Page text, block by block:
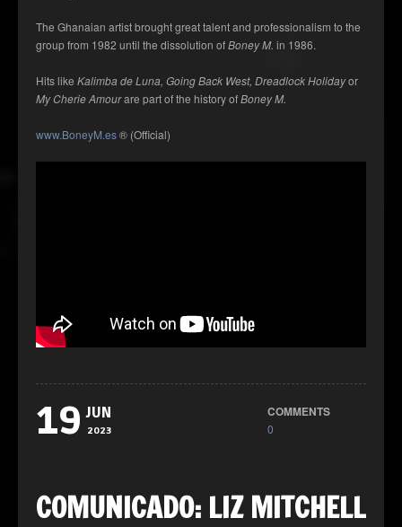
The Ghanaian artist brought great talent and professionalism to the
group from 1982 until the dissolution ofBoney M. in 1986.
Hits like Kalimba de Luna, Going Back West, Dreadlock Holidayor
My Cherie Amourare part of the history ofBoney M.
www.BoneyM.es® (Official)
19 JUN
2023
COMMENTS
0
COMUNICADO: LIZ MITCHELL